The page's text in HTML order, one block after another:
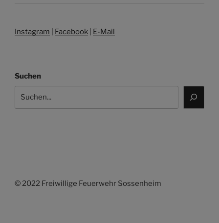
Instagram Facebook E-Mail
Suchen
© 2022 Freiwillige Feuerwehr Sossenheim